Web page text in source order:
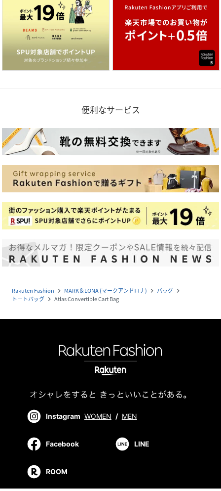
便利なサービス
Rakuten Fashion navigate_next MARK＆LONA (マークアンドロナ) navigate_next バッグ navigate_next
トートバッグ navigate_next Atlas Convertible Cart Bag
Instagram WOMEN / MEN
Facebook LINE
ROOM